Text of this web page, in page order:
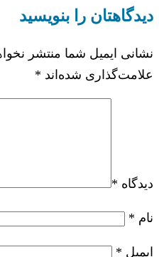
دیدگاهتان را بنویسید
نشانی ایمیل شما منتشر
علامت‌گذاری شده‌اند *
دیدگاه *
نام *
ایمیل *